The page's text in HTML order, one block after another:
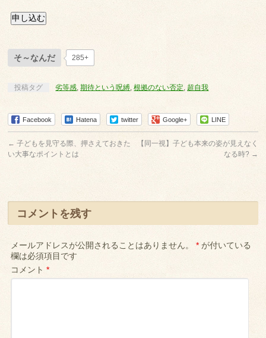
ド
レ
申し込む
そ～なんだ 285+
投稿タグ 劣等感,期待という呪縛,根拠のない否定, 超自我
Facebook Hatena twitter Google+ LINE
← 子どもを見守る際、押さえておきた
い大事なポイントとは
【同一視】子ども本来の姿が見えなく
なる時? →
コメントを残す
メールアドレスが公開されることはありません。 * が付いている
欄は必須項目です
コメント*